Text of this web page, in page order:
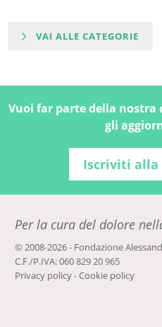
VAI ALLE CATEGORIE
Vuoi far parte della
gli
Iscriviti
Per la cura del dolore
© 2008-2026 - Fondazione
C.F./P.IVA: 060 829 20 965
Privacy policy-Cookie policy